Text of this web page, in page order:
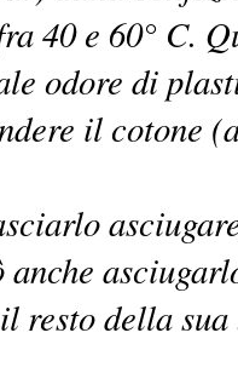
40 e 60° C.
odore di
il cotone
resto della